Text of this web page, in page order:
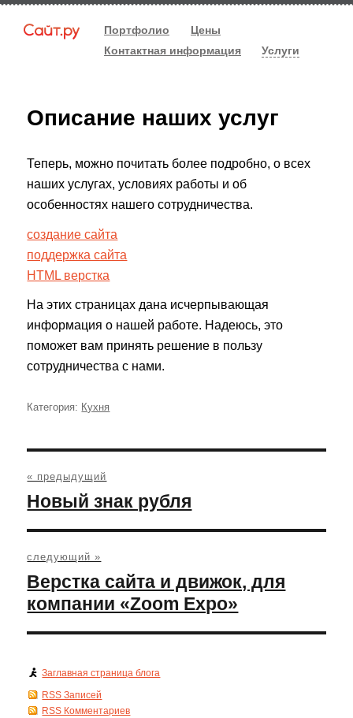
Портфолио
Цены
Контактная информация
Услуги
Описание наших услуг
Теперь, можно почитать более подробно, о всех
наших услугах, условиях работы и об
особенностях нашего сотрудничества.
создание сайта
поддержка сайта
HTML верстка
На этих страницах дана исчерпывающая
информация о нашей работе. Надеюсь, это
поможет вам принять решение в пользу
сотрудничества с нами.
Категория: Рубрики
Кухня
по
записям
« предыдущий
Предыдущая
запись:
Новый знак рубля
следующий »
Следующая
запись:
Верстка сайта и движок, для
компании «Zoom Expo»
Заглавная страница блога
RSS Записей
RSS Комментариев